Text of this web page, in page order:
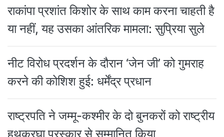
राकांपा प्रशांत किशोर के साथ काम करना चाहती है
या नहीं, यह उसका आंतरिक मामला: सुप्रिया सुले
नीट विरोध प्रदर्शन के दौरान ‘जेन जी’ को गुमराह
करने की कोशिश हुई: धर्मेंद्र प्रधान
राष्ट्रपति ने जम्मू-कश्मीर के दो बुनकरों को राष्ट्रीय
हथकरघा पुरस्कार से सम्मानित किया